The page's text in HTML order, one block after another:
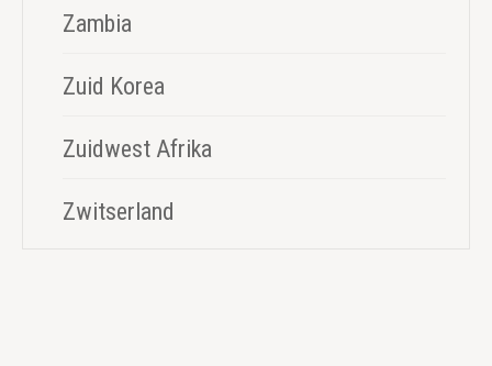
Zambia
Zuid Korea
Zuidwest Afrika
Zwitserland